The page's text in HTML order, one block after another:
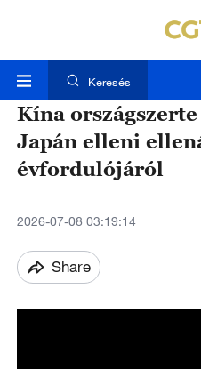
Keresés
Kína
Japán elleni
évfordulójáról
2026-07-08 03:19:14
Share